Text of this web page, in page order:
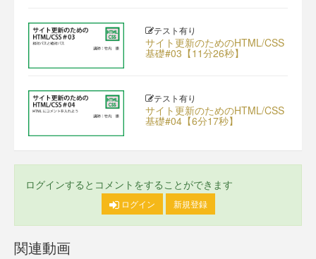
テスト有り
サイト更新のためのHTML/CSS
基礎#03【11分26秒】
テスト有り
サイト更新のためのHTML/CSS
基礎#04【6分17秒】
ログインするとコメントをすることができます
ログイン 新規登録
関連動画